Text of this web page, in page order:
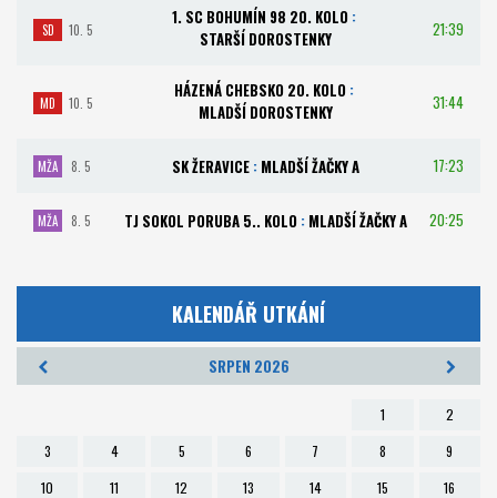
SD 10. 5
1. SC BOHUMÍN 98 20. KOLO :
STARŠÍ DOROSTENKY
21:39
MD 10. 5
HÁZENÁ CHEBSKO 20. KOLO :
MLADŠÍ DOROSTENKY
31:44
MŽA 8. 5 SK ŽERAVICE: MLADŠÍ ŽAČKY A 17:23
MŽA 8. 5 TJ SOKOL PORUBA 5.. KOLO : MLADŠÍ ŽAČKY A 20:25
KALENDÁŘ UTKÁNÍ
SRPEN 2026
1
2
3
4 5 6 7 8
9
10
11 12 13 14 15
16